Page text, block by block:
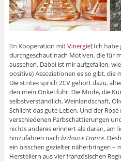
[In Kooperation mitVinergie] Ich habe
durchgeschaut nach Motiven, die für
aussehen. Dabei ist mir aufgefallen,
positive) Assoziationen es so gibt, die
Die »Ente« sprich 2CV gehört dazu,
den mein Onkel fuhr. Die Mode, die
selbstverständlich, Weinlandschaft,
Schlicht das gute Leben. Und der
verschiedenen Farbschattierungen
nichts anderes erinnert als daran, am
hinzufahren nach la douce France.
ein bisschen gezielter näherbringen –
Herstellern aus vier französischen